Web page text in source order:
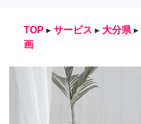
TOP ▸ サービス ▸ 大分県 ▸
画